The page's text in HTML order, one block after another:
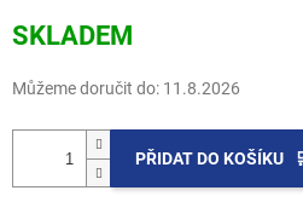
cena:
SKLADEM
Můžeme doručit do: 11.8.2026
PŘIDAT DO KOŠÍKU